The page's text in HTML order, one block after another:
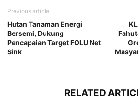
Previous article
Hutan Tanaman Energi
Bersemi, Dukung
Pencapaian Target FOLU Net
Sink
RELATED